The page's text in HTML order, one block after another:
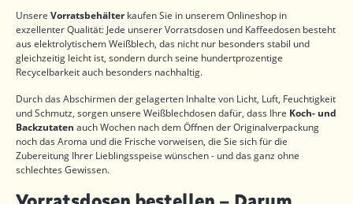
Unsere Vorratsbehälterkaufen Sie in unserem Onlineshop in
exzellenter Qualität: Jede unserer Vorratsdosen und Kaffeedosen besteht
aus elektrolytischem Weißblech, das nicht nur besonders stabil und
gleichzeitig leicht ist, sondern durch seine hundertprozentige
Recycelbarkeit auch besonders nachhaltig.
Durch das Abschirmen der gelagerten Inhalte von Licht, Luft, Feuchtigkeit
und Schmutz, sorgen unsere Weißblechdosen dafür, dass Ihre Koch- und
Backzutaten auch Wochen nach dem Öffnen der Originalverpackung
noch das Aroma und die Frische vorweisen, die Sie sich für die
Zubereitung Ihrer Lieblingsspeise wünschen - und das ganz ohne
schlechtes Gewissen.